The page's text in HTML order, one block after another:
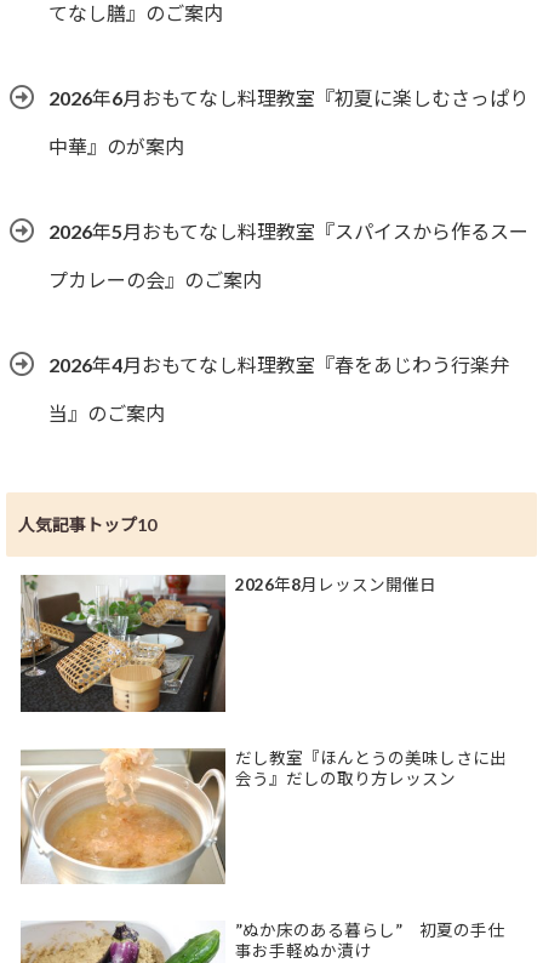
てなし膳』のご案内
2026年6月おもてなし料理教室『初夏に楽しむさっぱり
中華』のが案内
2026年5月おもてなし料理教室『スパイスから作るスー
プカレーの会』のご案内
2026年4月おもてなし料理教室『春をあじわう行楽弁
当』のご案内
人気記事トップ10
2026年8月レッスン開催日
だし教室『ほんとうの美味しさに出
会う』だしの取り方レッスン
”ぬか床のある暮らし” 初夏の手仕
事お手軽ぬか漬け